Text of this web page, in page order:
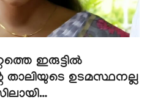
ഇരുട്ടിൽ
താലിയുടെ ഉടമസ്ഥനല്ല